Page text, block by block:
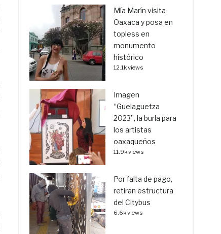
Mía Marín visita
Oaxaca y posa en
topless en
monumento
histórico
12.1k views
Imagen
“Guelaguetza
2023”, la burla para
los artistas
oaxaqueños
11.9k views
Por falta de pago,
retiran estructura
del Citybus
6.6k views